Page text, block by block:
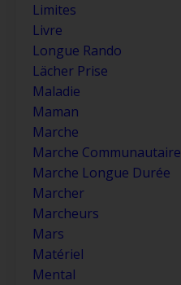
Limites
Livre
Longue Rando
Lächer Prise
Maladie
Maman
Marche
Marche Communautaire
Marche Longue Durée
Marcher
Marcheurs
Mars
Matériel
Mental